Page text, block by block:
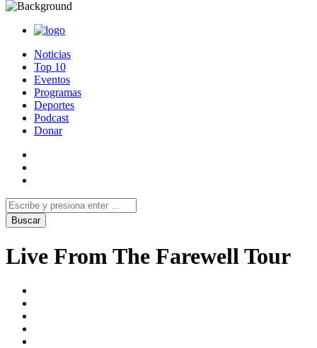
Noticias
Top 10
Eventos
Programas
Deportes
Podcast
Donar
Live From The Farewell Tour